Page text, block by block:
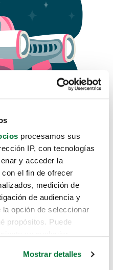
procesamos sus
IP, con tecnologías
y acceder la
el fin de ofrecer
medición de
de audiencia y
opción de seleccionar
propósitos. Puede
Mostrar detalles
como
aquí.
que estás
enlaces: